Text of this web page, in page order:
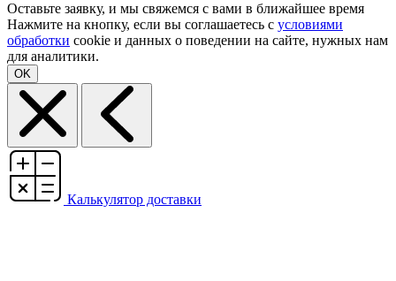
Оставьте заявку, и мы свяжемся с вами в ближайшее время
Нажмите на кнопку, если вы соглашаетесь с условиями
обработки cookie и данных о поведении на сайте, нужных нам
для аналитики.
OK
Калькулятор доставки